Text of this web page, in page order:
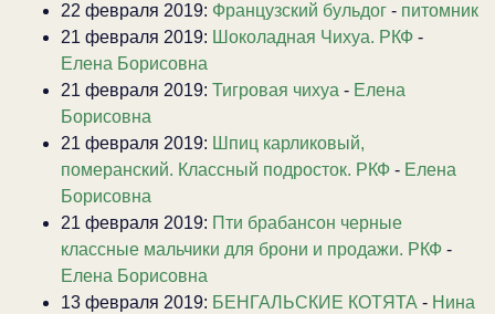
22 февраля 2019: Французский бульдог - питомник
21 февраля 2019: Шоколадная Чихуа. РКФ -
Елена Борисовна
21 февраля 2019: Тигровая чихуа - Елена
Борисовна
21 февраля 2019: Шпиц карликовый,
померанский. Классный подросток. РКФ - Елена
Борисовна
21 февраля 2019: Пти брабансон черные
классные мальчики для брони и продажи. РКФ -
Елена Борисовна
13 февраля 2019: БЕНГАЛЬСКИЕ КОТЯТА - Нина